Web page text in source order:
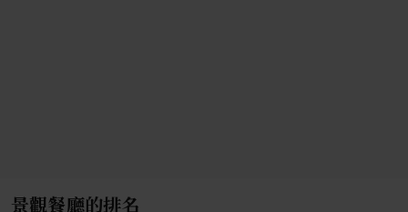
景觀餐廳的排名